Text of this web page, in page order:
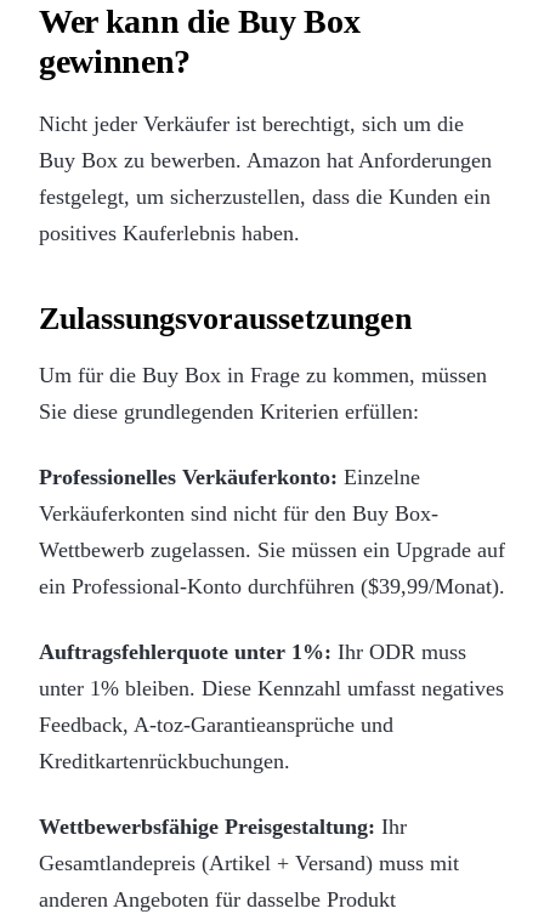
Wer kann die Buy Box
gewinnen?
Nicht jeder Verkäufer ist berechtigt, sich um die
Buy Box zu bewerben. Amazon hat Anforderungen
festgelegt, um sicherzustellen, dass die Kunden ein
positives Kauferlebnis haben.
Zulassungsvoraussetzungen
Um für die Buy Box in Frage zu kommen, müssen
Sie diese grundlegenden Kriterien erfüllen:
Professionelles Verkäuferkonto: Einzelne
Verkäuferkonten sind nicht für den Buy Box-
Wettbewerb zugelassen. Sie müssen ein Upgrade auf
ein Professional-Konto durchführen ($39,99/Monat).
Auftragsfehlerquote unter 1%: Ihr ODR muss
unter 1% bleiben. Diese Kennzahl umfasst negatives
Feedback, A-toz-Garantieansprüche und
Kreditkartenrückbuchungen.
Wettbewerbsfähige Preisgestaltung: Ihr
Gesamtlandepreis (Artikel + Versand) muss mit
anderen Angeboten für dasselbe Produkt